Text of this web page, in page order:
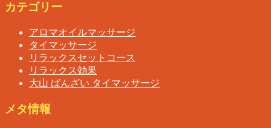
カテゴリー
アロマオイルマッサージ
タイマッサージ
リラックスセットコース
リラックス効果
大山 ばんざい タイマッサージ
メタ情報